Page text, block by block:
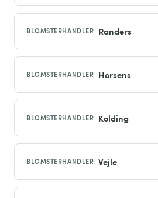
BLOMSTERHANDLER Randers
BLOMSTERHANDLER Horsens
BLOMSTERHANDLER Kolding
BLOMSTERHANDLER Vejle